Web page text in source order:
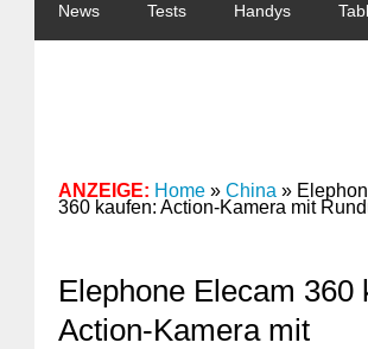
News Tests Handys
ANZEIGE: Home » China »
360 kaufen: Action-Kamera mit
Elephone Elecam 360
Action-Kamera mit